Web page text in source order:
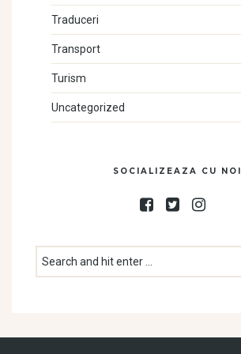
Traduceri
Transport
Turism
Uncategorized
SOCIALIZEAZA CU NOI